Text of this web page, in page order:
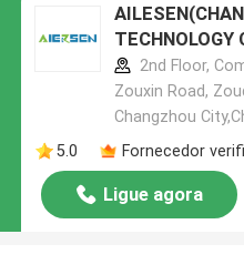
TECHNOLOGY
2nd Floor,
Zouxin Road,
Changzhou
5.0
Fornecedor
Ligue agora